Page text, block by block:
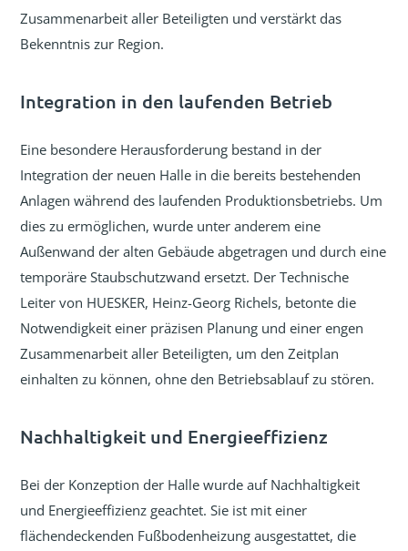
Zusammenarbeit aller Beteiligten und verstärkt das
Bekenntnis zur Region.
Integration in den laufenden Betrieb
Eine besondere Herausforderung bestand in der
Integration der neuen Halle in die bereits bestehenden
Anlagen während des laufenden Produktionsbetriebs. Um
dies zu ermöglichen, wurde unter anderem eine
Außenwand der alten Gebäude abgetragen und durch eine
temporäre Staubschutzwand ersetzt. Der Technische
Leiter von HUESKER, Heinz-Georg Richels, betonte die
Notwendigkeit einer präzisen Planung und einer engen
Zusammenarbeit aller Beteiligten, um den Zeitplan
einhalten zu können, ohne den Betriebsablauf zu stören.
Nachhaltigkeit und Energieeffizienz
Bei der Konzeption der Halle wurde auf Nachhaltigkeit
und Energieeffizienz geachtet. Sie ist mit einer
flächendeckenden Fußbodenheizung ausgestattet, die